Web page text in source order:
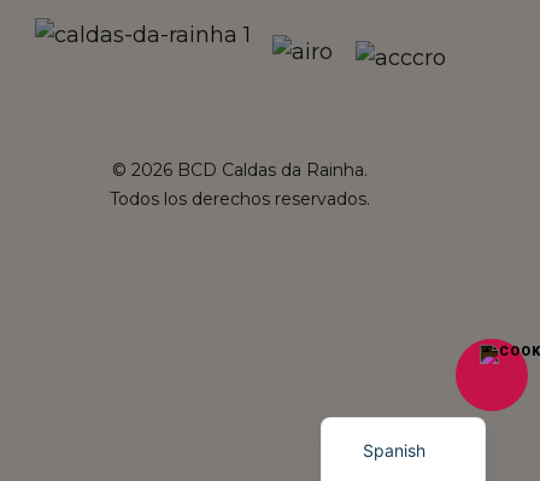
© 2026 BCD Caldas da Rainha.
Todos los derechos reservados.
Spanish